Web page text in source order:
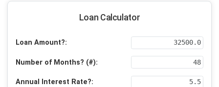
Loan Calculator
Loan Amount?:
Number of Months? (#):
Annual Interest Rate?: